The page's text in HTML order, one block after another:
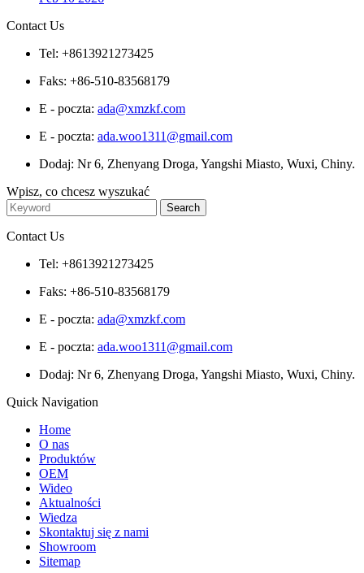
Contact Us
Tel: +8613921273425
Faks: +86-510-83568179
E - poczta: ada@xmzkf.com
E - poczta: ada.woo1311@gmail.com
Dodaj: Nr 6, Zhenyang Droga, Yangshi Miasto, Wuxi, Chiny.
Wpisz, co chcesz wyszukać
Contact Us
Tel: +8613921273425
Faks: +86-510-83568179
E - poczta: ada@xmzkf.com
E - poczta: ada.woo1311@gmail.com
Dodaj: Nr 6, Zhenyang Droga, Yangshi Miasto, Wuxi, Chiny.
Quick Navigation
Home
O nas
Produktów
OEM
Wideo
Aktualności
Wiedza
Skontaktuj się z nami
Showroom
Sitemap